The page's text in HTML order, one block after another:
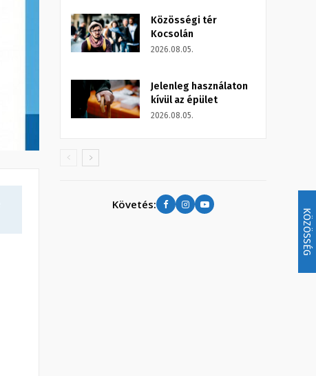
KÖZÖSSÉG
Közösségi tér
Kocsolán
2026.08.05.
Jelenleg használaton
kívül az épület
2026.08.05.
Követés: